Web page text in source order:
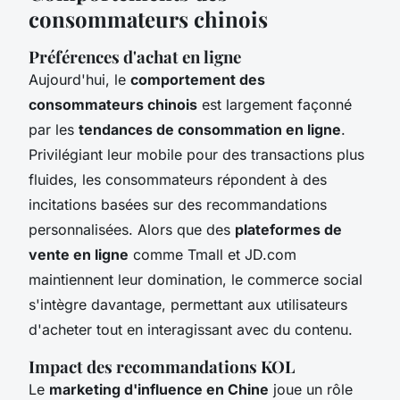
consommateurs chinois
Préférences d'achat en ligne
Aujourd'hui, le comportement des
consommateurs chinois est largement façonné
par les tendances de consommation en ligne.
Privilégiant leur mobile pour des transactions plus
fluides, les consommateurs répondent à des
incitations basées sur des recommandations
personnalisées. Alors que des plateformes de
vente en ligne comme Tmall et JD.com
maintiennent leur domination, le commerce social
s'intègre davantage, permettant aux utilisateurs
d'acheter tout en interagissant avec du contenu.
Impact des recommandations KOL
Le marketing d'influence en Chine joue un rôle